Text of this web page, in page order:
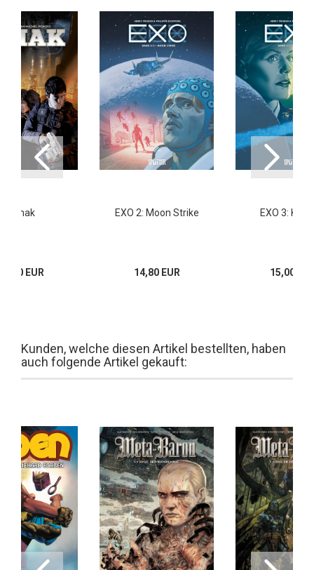
Simak
EUR
EXO 2: Moon Strike
14,80 EUR
EXO 3:
15,00
Kunden, welche diesen Artikel bestellten, haben
auch folgende Artikel gekauft: